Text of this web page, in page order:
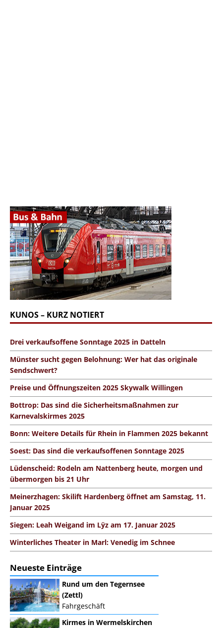
KUNOS – KURZ NOTIERT
Drei verkaufsoffene Sonntage 2025 in Datteln
Münster sucht gegen Belohnung: Wer hat das originale
Sendschwert?
Preise und Öffnungszeiten 2025 Skywalk Willingen
Bottrop: Das sind die Sicherheitsmaßnahmen zur
Karnevalskirmes 2025
Bonn: Weitere Details für Rhein in Flammen 2025 bekannt
Soest: Das sind die verkaufsoffenen Sonntage 2025
Lüdenscheid: Rodeln am Nattenberg heute, morgen und
übermorgen bis 21 Uhr
Meinerzhagen: Skilift Hardenberg öffnet am Samstag, 11.
Januar 2025
Siegen: Leah Weigand im Lÿz am 17. Januar 2025
Winterliches Theater in Marl: Venedig im Schnee
Neueste Einträge
Rund um den Tegernsee
(Zettl)
Fahrgeschäft
Kirmes in Wermelskirchen